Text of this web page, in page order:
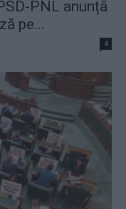
PNL anunță
pe...
4